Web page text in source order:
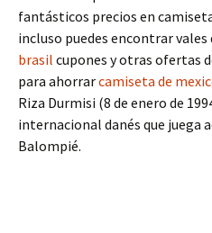
fantásticos precios en
incluso puedes encontrar vales
brasil cupones y otras ofertas
para ahorrarcamiseta de
Riza Durmisi (8 de enero de
internacional danés que juega
Balompié.